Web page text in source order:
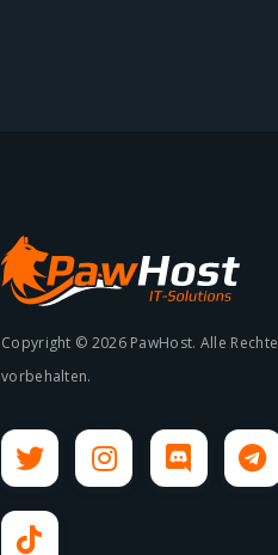
Copyright © 2026 PawHost. Alle Rechte
vorbehalten.